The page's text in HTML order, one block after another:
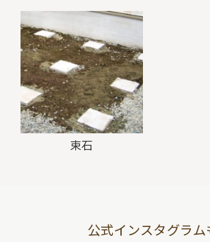
束石
公式インスタグラム